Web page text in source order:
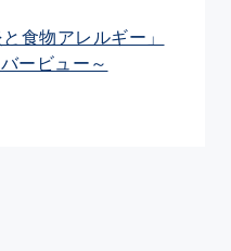
食物アレルギー」
ービュー～